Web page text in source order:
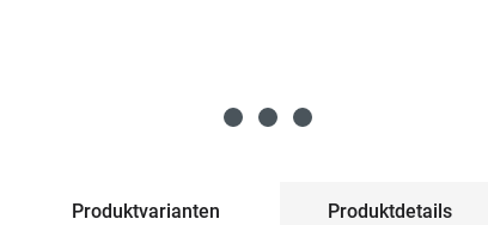
Produktvarianten Produktdetails